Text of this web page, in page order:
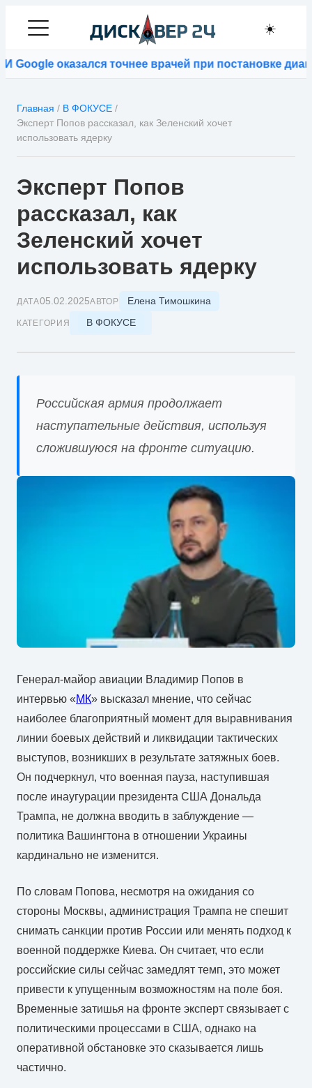
☀️
оказался точнее врачей при постановке
Главная / В ФОКУСЕ /
Эксперт Попов рассказал, как Зеленский хочет
использовать ядерку
Эксперт Попов
рассказал, как
Зеленский хочет
использовать ядерку
ДАТА05.02.2025АВТОР Елена Тимошкина
КАТЕГОРИЯ В ФОКУСЕ
Российская армия продолжает
наступательные действия, используя
сложившуюся на фронте ситуацию.
Генерал-майор авиации Владимир Попов в
интервью «МК» высказал мнение, что сейчас
наиболее благоприятный момент для выравнивания
линии боевых действий и ликвидации тактических
выступов, возникших в результате затяжных боев.
Он подчеркнул, что военная пауза, наступившая
после инаугурации президента США Дональда
Трампа, не должна вводить в заблуждение —
политика Вашингтона в отношении Украины
кардинально не изменится.
По словам Попова, несмотря на ожидания со
стороны Москвы, администрация Трампа не спешит
снимать санкции против России или менять подход к
военной поддержке Киева. Он считает, что если
российские силы сейчас замедлят темп, это может
привести к упущенным возможностям на поле боя.
Временные затишья на фронте эксперт связывает с
политическими процессами в США, однако на
оперативной обстановке это сказывается лишь
частично.